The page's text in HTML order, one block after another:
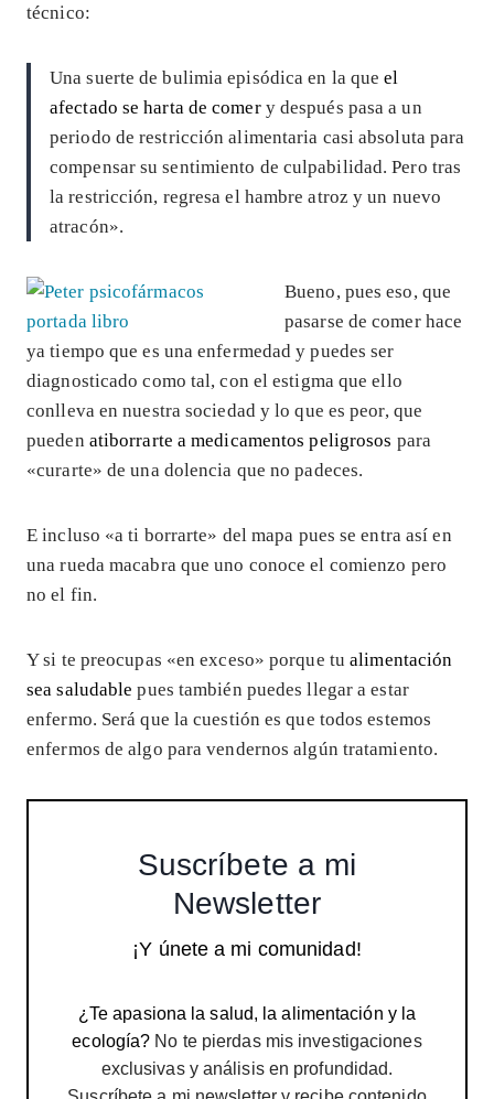
técnico:
Una suerte de bulimia episódica en la queel
afectado se harta de comery después pasa a un
periodo de restricción alimentaria casi absoluta para
compensar su sentimiento de culpabilidad. Pero tras
la restricción, regresa el hambre atroz y un nuevo
atracón».
Bueno, pues eso, que
pasarse de comer hace
ya tiempo que es una enfermedad y puedes ser
diagnosticado como tal, con el estigma que ello
conlleva en nuestra sociedad y lo que es peor, que
pueden atiborrarte a medicamentos peligrosos para
«curarte» de una dolencia que no padeces.
E incluso «a ti borrarte» del mapa pues se entra así en
una rueda macabra que uno conoce el comienzo pero
no el fin.
Y si te preocupas «en exceso» porque tualimentación
sea saludable pues también puedes llegar a estar
enfermo. Será que la cuestión es que todos estemos
enfermos de algo para vendernos algún tratamiento.
Suscríbete a mi
Newsletter
¡Y únete a mi comunidad!
¿Te apasiona la salud, la alimentación y la
ecología? No te pierdas mis investigaciones
exclusivas y análisis en profundidad.